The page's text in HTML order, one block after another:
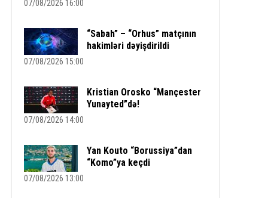
07/08/2026 16:00
“Sabah” – “Orhus” matçının
hakimləri dəyişdirildi
07/08/2026 15:00
Kristian Orosko “Mançester
Yunayted”də!
07/08/2026 14:00
Yan Kouto “Borussiya”dan
“Komo”ya keçdi
07/08/2026 13:00